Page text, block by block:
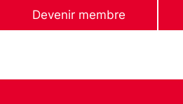
Devenir membre